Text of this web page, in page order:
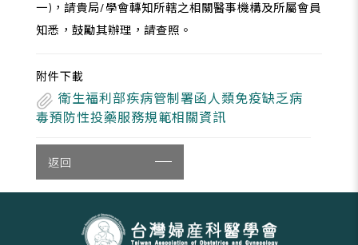
一)，請貴局/學會轉知所轄之相關醫事機構及所屬會員
知悉，鼓勵其辦理，請查照。
附件下載
衛生福利部疾病管制署函人類免疫缺乏病
毒預防性投藥服務規範相關資訊
返回